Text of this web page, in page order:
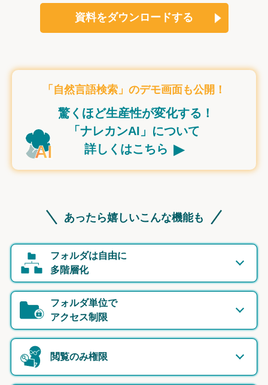
資料をダウンロードする
「自然言語検索」のデモ画面も公開！
驚くほど生産性が変化する！
「ナレカンAI」について
詳しくはこちら ▸
あったら嬉しいこんな機能も
フォルダは自由に
多階層化
フォルダ単位で
アクセス制限
閲覧のみ権限